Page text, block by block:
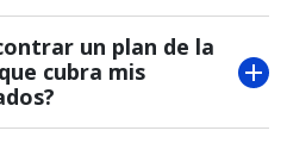
un plan de la
cubra mis